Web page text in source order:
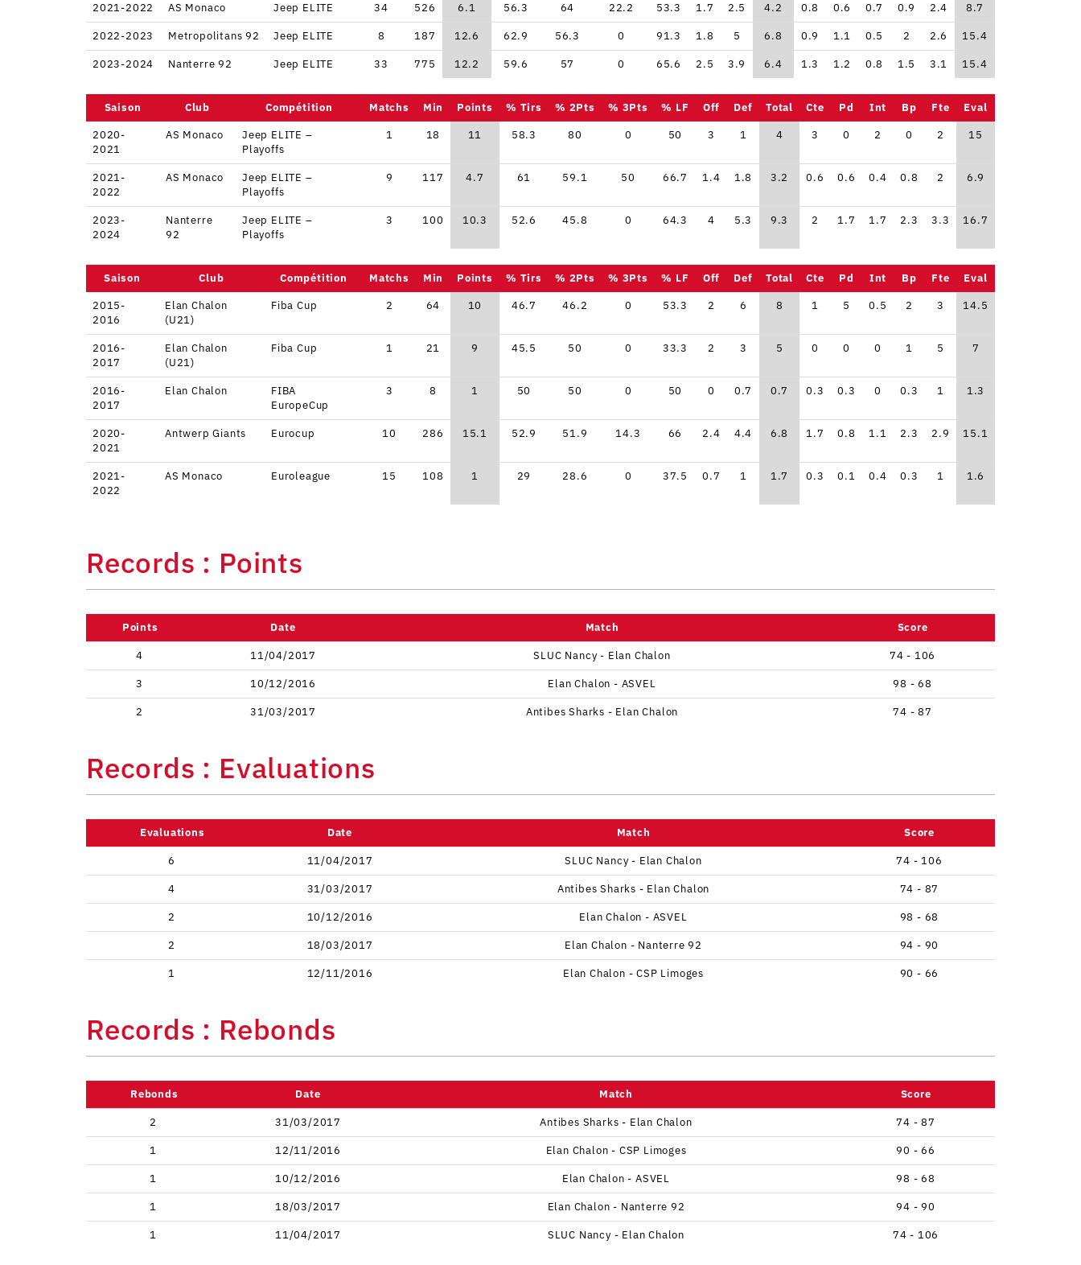
2021-2022 AS Monaco Jeep ELITE 34 526 6.1 56.3 64 22.2 53.3 1.7 2.5 4.2 0.8 0.6 0.7 0.9 2.4 8.7
2022-2023 Metropolitans 92 Jeep ELITE 8 187 12.6 62.9 56.3 0 91.3 1.8 5 6.8 0.9 1.1 0.5 2 2.6 15.4
2023-2024 Nanterre 92 Jeep ELITE 33 775 12.2 59.6 57 0 65.6 2.5 3.9 6.4 1.3 1.2 0.8 1.5 3.1 15.4
Saison Club Compétition Matchs Min Points % Tirs % 2Pts % 3Pts % LF Off Def Total Cte Pd Int Bp Fte
Eval
2020-
2021
AS Monaco
Jeep ELITE –
Playoffs
1 18 11 58.3 80 0 50 3 1 4 3 0 2 0 2 15
2021-
2022
AS Monaco
Jeep ELITE –
Playoffs
9 117 4.7 61 59.1 50 66.7 1.4 1.8 3.2 0.6 0.6 0.4 0.8 2 6.9
2023-
2024
Nanterre
92
Jeep ELITE –
Playoffs
3 100 10.3 52.6 45.8 0 64.3 4 5.3 9.3 2 1.7 1.7 2.3 3.3 16.7
Saison Club Compétition Matchs Min Points % Tirs % 2Pts % 3Pts % LF Off Def Total Cte Pd Int Bp Fte
Eval
2015-
2016
Elan Chalon
(U21)
Fiba Cup 2 64 10 46.7 46.2 0 53.3 2 6 8 1 5 0.5 2 3 14.5
2016-
2017
Elan Chalon
(U21)
Fiba Cup 1 21 9 45.5 50 0 33.3 2 3 5 0 0 0 1 5 7
2016-
2017
Elan Chalon
FIBA
EuropeCup
3 8 1 50 50 0 50 0 0.7 0.7 0.3 0.3 0 0.3 1 1.3
2020-
2021
Antwerp Giants Eurocup 10 286 15.1 52.9 51.9 14.3 66 2.4 4.4 6.8 1.7 0.8 1.1 2.3 2.9 15.1
2021-
2022
AS Monaco Euroleague 15 108 1 29 28.6 0 37.5 0.7 1 1.7 0.3 0.1 0.4 0.3 1 1.6
Records : Points
Points Date Match Score
4 11/04/2017 SLUC Nancy - Elan Chalon 74 - 106
3 10/12/2016 Elan Chalon - ASVEL 98 - 68
2 31/03/2017 Antibes Sharks - Elan Chalon 74 - 87
Records : Evaluations
Evaluations Date Match Score
6 11/04/2017 SLUC Nancy - Elan Chalon 74 - 106
4 31/03/2017 Antibes Sharks - Elan Chalon 74 - 87
2 10/12/2016 Elan Chalon - ASVEL 98 - 68
2 18/03/2017 Elan Chalon - Nanterre 92 94 - 90
1 12/11/2016 Elan Chalon - CSP Limoges 90 - 66
Records : Rebonds
Rebonds Date Match Score
2 31/03/2017 Antibes Sharks - Elan Chalon 74 - 87
1 12/11/2016 Elan Chalon - CSP Limoges 90 - 66
1 10/12/2016 Elan Chalon - ASVEL 98 - 68
1 18/03/2017 Elan Chalon - Nanterre 92 94 - 90
1 11/04/2017 SLUC Nancy - Elan Chalon 74 - 106